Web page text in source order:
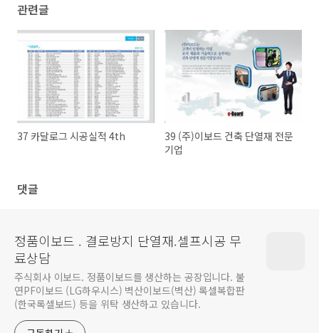
관련글
37 카달로그 시공실적 4th
39 (주)이보드 건축 단열재 전문
기업
댓글
정품이보드 . 결로방지 단열재.셀프시공 무
료상담
주식회사 이보드. 정품이보드를 생산하는 공장입니다. 불
연PF이보드 (LG하우시스) 벽산이보드(벽산) 록셀복합판
(한국록셀보드) 등을 위탁 생산하고 있습니다.